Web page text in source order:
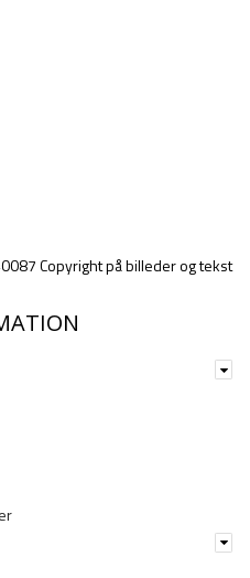
Copyright på billeder og tekst